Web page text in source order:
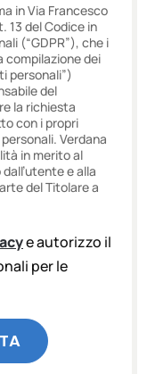
in Via Francesco
13 del Codice in
(“GDPR”), che i
compilazione dei
personali”)
del
la richiesta
con i propri
Verdana
in merito al
e alla
del Titolare a
e autorizzo il
per le